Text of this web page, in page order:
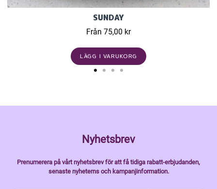
SUNDAY
Från 75,00 kr
LÄGG I VARUKORG
Nyhetsbrev
Prenumerera på vårt nyhetsbrev för att få tidiga rabatt-erbjudanden,
senaste nyheterns och kampanjinformation.